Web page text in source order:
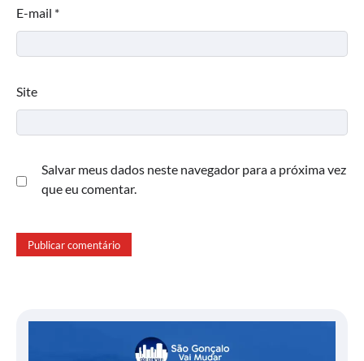
E-mail *
Site
Salvar meus dados neste navegador para a próxima vez
que eu comentar.